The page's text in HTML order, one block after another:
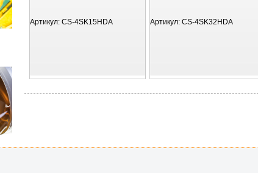
Артикул: CS-4SK15HDA Артикул: CS-4SK32HDA